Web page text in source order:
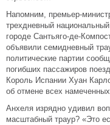
Напомним, премьер-
трехдневный
городе Сантьяго-де-
объявили семидневный
политические партии
погибших пассажиров
Король Испании Хуан
об отмене всех
Анхеля изрядно удивил
масштабный траур? «Это